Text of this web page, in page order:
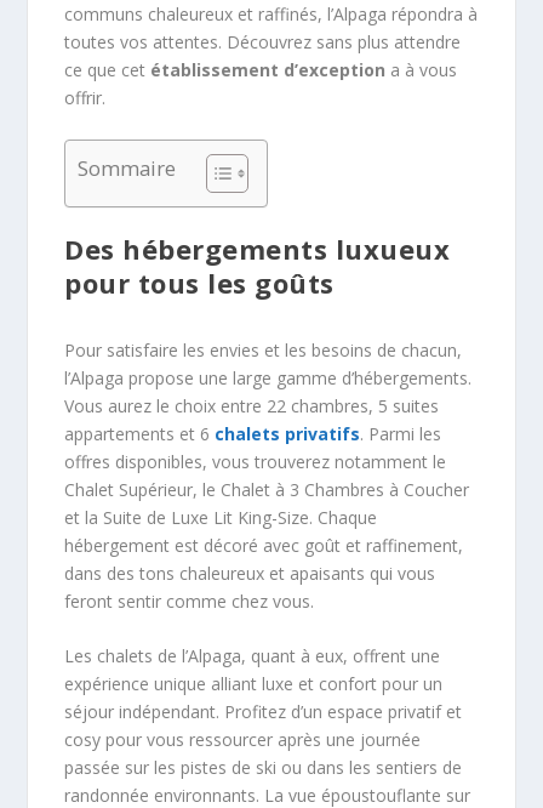
communs chaleureux et raffinés, l’Alpaga répondra à
toutes vos attentes. Découvrez sans plus attendre
ce que cet établissement d’exception a à vous
offrir.
Sommaire
Des hébergements luxueux
pour tous les goûts
Pour satisfaire les envies et les besoins de chacun,
l’Alpaga propose une large gamme d’hébergements.
Vous aurez le choix entre 22 chambres, 5 suites
appartements et 6 chalets privatifs. Parmi les
offres disponibles, vous trouverez notamment le
Chalet Supérieur, le Chalet à 3 Chambres à Coucher
et la Suite de Luxe Lit King-Size. Chaque
hébergement est décoré avec goût et raffinement,
dans des tons chaleureux et apaisants qui vous
feront sentir comme chez vous.
Les chalets de l’Alpaga, quant à eux, offrent une
expérience unique alliant luxe et confort pour un
séjour indépendant. Profitez d’un espace privatif et
cosy pour vous ressourcer après une journée
passée sur les pistes de ski ou dans les sentiers de
randonnée environnants. La vue époustouflante sur